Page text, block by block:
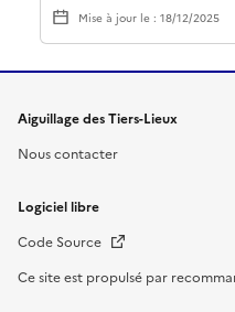
Mise à jour le : 18/12/2025
Aiguillage des Tiers-Lieux
Nous contacter
Logiciel libre
Code Source Nouvelle fenêtre
Ce site est propulsé par